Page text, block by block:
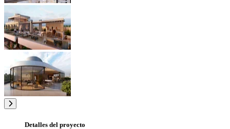
Detalles del proyecto